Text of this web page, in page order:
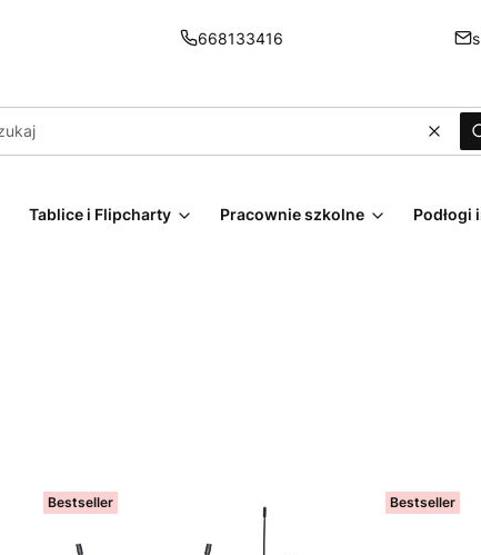
668133416
Tablice i Flipcharty Pracownie szkolne Podłogi
Bestseller Bestseller